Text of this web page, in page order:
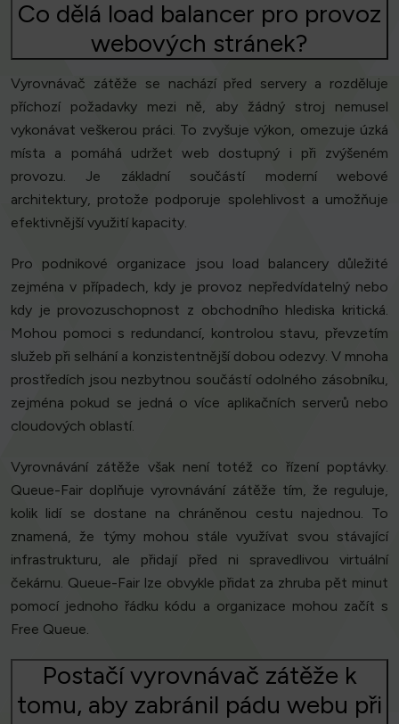
Co dělá load balancer pro provoz
webových stránek?
Vyrovnávač zátěže se nachází před servery a rozděluje
příchozí požadavky mezi ně, aby žádný stroj nemusel
vykonávat veškerou práci. To zvyšuje výkon, omezuje úzká
místa a pomáhá udržet web dostupný i při zvýšeném
provozu. Je základní součástí moderní webové
architektury, protože podporuje spolehlivost a umožňuje
efektivnější využití kapacity.
Pro podnikové organizace jsou load balancery důležité
zejména v případech, kdy je provoz nepředvídatelný nebo
kdy je provozuschopnost z obchodního hlediska kritická.
Mohou pomoci s redundancí, kontrolou stavu, převzetím
služeb při selhání a konzistentnější dobou odezvy. V mnoha
prostředích jsou nezbytnou součástí odolného zásobníku,
zejména pokud se jedná o více aplikačních serverů nebo
cloudových oblastí.
Vyrovnávání zátěže však není totéž co řízení poptávky.
Queue-Fair doplňuje vyrovnávání zátěže tím, že reguluje,
kolik lidí se dostane na chráněnou cestu najednou. To
znamená, že týmy mohou stále využívat svou stávající
infrastrukturu, ale přidají před ni spravedlivou virtuální
čekárnu. Queue-Fair lze obvykle přidat za zhruba pět minut
pomocí jednoho řádku kódu a organizace mohou začít s
Free Queue.
Postačí vyrovnávač zátěže k
tomu, aby zabránil pádu webu při